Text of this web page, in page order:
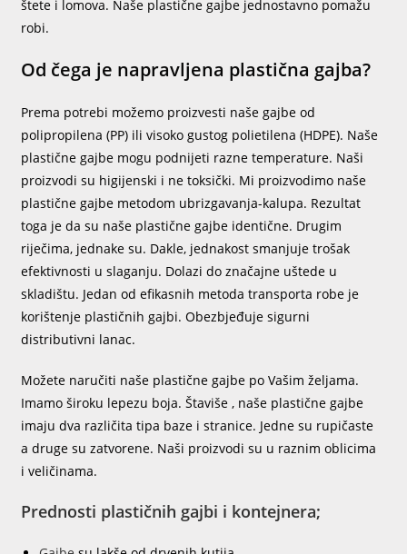
štete i lomova. Naše plastične gajbe jednostavno pomažu
robi.
Od čega je napravljena plastična gajba?
Prema potrebi možemo proizvesti naše gajbe od
polipropilena (PP) ili visoko gustog polietilena (HDPE). Naše
plastične gajbe mogu podnijeti razne temperature. Naši
proizvodi su higijenski i ne toksički. Mi proizvodimo naše
plastične gajbe metodom ubrizgavanja-kalupa. Rezultat
toga je da su naše plastične gajbe identične. Drugim
riječima, jednake su. Dakle, jednakost smanjuje trošak
efektivnosti u slaganju. Dolazi do značajne uštede u
skladištu. Jedan od efikasnih metoda transporta robe je
korištenje plastičnih gajbi. Obezbjeđuje sigurni
distributivni lanac.
Možete naručiti naše plastične gajbe po Vašim željama.
Imamo široku lepezu boja. Štaviše , naše plastične gajbe
imaju dva različita tipa baze i stranice. Jedne su rupičaste
a druge su zatvorene. Naši proizvodi su u raznim oblicima
i veličinama.
Prednosti plastičnih gajbi i kontejnera;